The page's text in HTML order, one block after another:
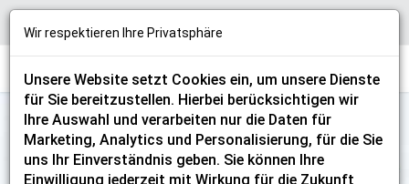
Wir respektieren Ihre Privatsphäre
Unsere Website setzt Cookies ein, um unsere Dienste
für Sie bereitzustellen. Hierbei berücksichtigen wir
Ihre Auswahl und verarbeiten nur die Daten für
Marketing, Analytics und Personalisierung, für die Sie
uns Ihr Einverständnis geben. Sie können Ihre
Einwilligung jederzeit mit Wirkung für die Zukunft